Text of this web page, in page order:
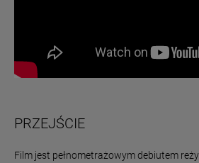
PRZEJŚCIE
Film jest pełnometrażowym debiutem